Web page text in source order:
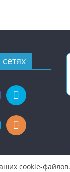
cookie-файлов.